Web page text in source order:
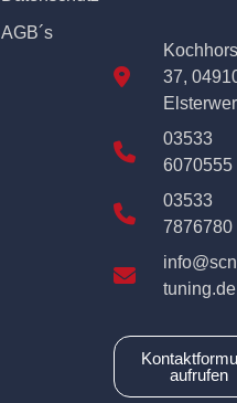
AGB´s
37,
03533
6070555
03533
7876780
tuning.de
aufrufen